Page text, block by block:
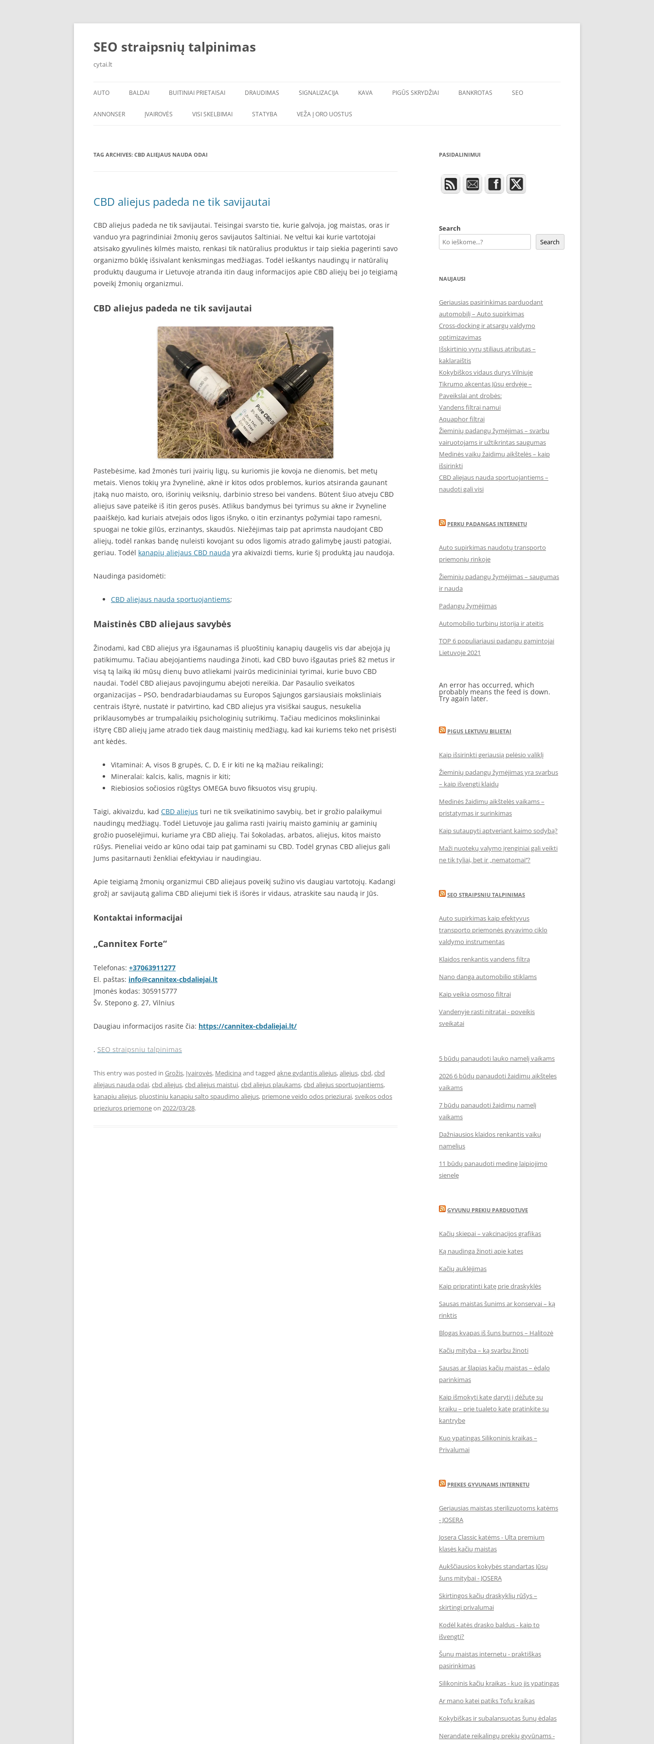
Skip
SEO straipsnių talpinimas
cytai.lt
AUTO
PADANGOS
BALDAI BUITINIAI PRIETAISAI DRAUDIMAS SIGNALIZACIJA KAVA PIGŪS SKRYDŽIAI BANKROTAS SEO
ANNONSER ĮVAIROVĖS VISI SKELBIMAI STATYBA VEŽA Į ORO UOSTUS
TAG ARCHIVES: CBD ALIEJAUS NAUDA ODAI
CBD aliejus padeda ne tik savijautai
CBD aliejus padeda ne tik savijautai. Teisingai svarsto tie, kurie galvoja, jog maistas, oras ir
vanduo yra pagrindiniai žmonių geros savijautos šaltiniai. Ne veltui kai kurie vartotojai
atsisako gyvulinės kilmės maisto, renkasi tik natūralius produktus ir taip siekia pagerinti savo
organizmo būklę išsivalant kenksmingas medžiagas. Todėl ieškantys naudingų ir natūralių
produktų dauguma ir Lietuvoje atranda itin daug informacijos apie CBD aliejų bei jo teigiamą
poveikį žmonių organizmui.
CBD aliejus padeda ne tik savijautai
Pastebėsime, kad žmonės turi įvairių ligų, su kuriomis jie kovoja ne dienomis, bet metų
metais. Vienos tokių yra žvynelinė, aknė ir kitos odos problemos, kurios atsiranda gaunant
įtaką nuo maisto, oro, išorinių veiksnių, darbinio streso bei vandens. Būtent šiuo atveju CBD
aliejus save pateikė iš itin geros pusės. Atlikus bandymus bei tyrimus su akne ir žvyneline
paaiškėjo, kad kuriais atvejais odos ligos išnyko, o itin erzinantys požymiai tapo ramesni,
spuogai ne tokie gilūs, erzinantys, skaudūs. Niežėjimas taip pat aprimsta naudojant CBD
aliejų, todėl rankas bandę nuleisti kovojant su odos ligomis atrado galimybę jausti patogiai,
geriau. Todėl kanapių aliejaus CBD nauda yra akivaizdi tiems, kurie šį produktą jau naudoja.
Naudinga pasidomėti:
CBD aliejaus nauda sportuojantiems;
Maistinės CBD aliejaus savybės
Žinodami, kad CBD aliejus yra išgaunamas iš pluoštinių kanapių daugelis vis dar abejoja jų
patikimumu. Tačiau abejojantiems naudinga žinoti, kad CBD buvo išgautas prieš 82 metus ir
visą tą laiką iki mūsų dienų buvo atliekami įvairūs medicininiai tyrimai, kurie buvo CBD
naudai. Todėl CBD aliejaus pavojingumu abejoti nereikia. Dar Pasaulio sveikatos
organizacijas – PSO, bendradarbiaudamas su Europos Sąjungos garsiausiais moksliniais
centrais ištyrė, nustatė ir patvirtino, kad CBD aliejus yra visiškai saugus, nesukelia
priklausomybės ar trumpalaikių psichologinių sutrikimų. Tačiau medicinos mokslininkai
ištyrę CBD aliejų jame atrado tiek daug maistinių medžiagų, kad kai kuriems teko net prisėsti
ant kėdės.
Vitaminai: A, visos B grupės, C, D, E ir kiti ne ką mažiau reikalingi;
Mineralai: kalcis, kalis, magnis ir kiti;
Riebiosios sočiosios rūgštys OMEGA buvo fiksuotos visų grupių.
Taigi, akivaizdu, kad CBD aliejus turi ne tik sveikatinimo savybių, bet ir grožio palaikymui
naudingų medžiagų. Todėl Lietuvoje jau galima rasti įvairių maisto gaminių ar gaminių
grožio puoselėjimui, kuriame yra CBD aliejų. Tai šokoladas, arbatos, aliejus, kitos maisto
rūšys. Pieneliai veido ar kūno odai taip pat gaminami su CBD. Todėl grynas CBD aliejus gali
Jums pasitarnauti ženkliai efektyviau ir naudingiau.
Apie teigiamą žmonių organizmui CBD aliejaus poveikį sužino vis daugiau vartotojų. Kadangi
grožį ar savijautą galima CBD aliejumi tiek iš išorės ir vidaus, atraskite sau naudą ir Jūs.
Kontaktai informacijai
„Cannitex Forte“
Telefonas: +37063911277
El. paštas: info@cannitex-cbdaliejai.lt
Įmonės kodas: 305915777
Šv. Stepono g. 27, Vilnius
Daugiau informacijos rasite čia: https://cannitex-cbdaliejai.lt/
. SEO straipsniu talpinimas
This entry was posted in Grožis, Įvairovės, Medicina and tagged akne gydantis aliejus,aliejus,cbd,cbd
aliejaus nauda odai,cbd aliejus,cbd aliejus maistui,cbd aliejus plaukams,cbd aliejus sportuojantiems,
kanapiu aliejus, pluostiniu kanapiu salto spaudimo aliejus, priemone veido odos prieziurai,sveikos odos
prieziuros priemoneon 2022/03/28.
PASIDALINIMUI
Search
Search
NAUJAUSI
Geriausias pasirinkimas parduodant
automobilį – Auto supirkimas
Cross-docking ir atsargų valdymo
optimizavimas
Išskirtinio vyrų stiliaus atributas –
kaklaraištis
Kokybiškos vidaus durys Vilniuje
Tikrumo akcentas Jūsų erdvėje –
Paveikslai ant drobės:
Vandens filtrai namui
Aquaphor filtrai
Žieminių padangų žymėjimas – svarbu
vairuotojams ir užtikrintas saugumas
Medinės vaikų žaidimų aikštelės – kaip
išsirinkti
CBD aliejaus nauda sportuojantiems –
naudoti gali visi
PERKU PADANGAS INTERNETU
Auto supirkimas naudotų transporto
priemonių rinkoje
Žieminių padangų žymėjimas – saugumas
ir nauda
Padangų žymėjimas
Automobilio turbinų istorija ir ateitis
TOP 6 populiariausi padangų gamintojai
Lietuvoje 2021
An error has occurred, which
probably means the feed is down.
Try again later.
PIGUS LEKTUVU BILIETAI
Kaip išsirinkti geriausią pelėsio valiklį
Žieminių padangų žymėjimas yra svarbus
– kaip išvengti klaidų
Medinės žaidimų aikštelės vaikams –
pristatymas ir surinkimas
Kaip sutaupyti aptveriant kaimo sodybą?
Maži nuotekų valymo įrenginiai gali veikti
ne tik tyliai, bet ir „nematomai‘‘?
SEO STRAIPSNIU TALPINIMAS
Auto supirkimas kaip efektyvus
transporto priemonės gyvavimo ciklo
valdymo instrumentas
Klaidos renkantis vandens filtrą
Nano danga automobilio stiklams
Kaip veikia osmoso filtrai
Vandenyje rasti nitratai - poveikis
sveikatai
5 būdų panaudoti lauko namelį vaikams
2026 6 būdų panaudoti žaidimų aikšteles
vaikams
7 būdų panaudoti žaidimų namelį
vaikams
Dažniausios klaidos renkantis vaikų
namelius
11 būdų panaudoti medinę laipiojimo
sienelę
GYVUNU PREKIU PARDUOTUVE
Kačių skiepai – vakcinacijos grafikas
Ką naudinga žinoti apie kates
Kačių auklėjimas
Kaip pripratinti katę prie draskyklės
Sausas maistas šunims ar konservai – ką
rinktis
Blogas kvapas iš šuns burnos – Halitozė
Kačių mityba – ką svarbu žinoti
Sausas ar šlapias kačių maistas – ėdalo
parinkimas
Kaip išmokyti katę daryti į dėžutę su
kraiku – prie tualeto katę pratinkite su
kantrybe
Kuo ypatingas Silikoninis kraikas –
Privalumai
PREKES GYVUNAMS INTERNETU
Geriausias maistas sterilizuotoms katėms
- JOSERA
Josera Classic katėms - Ulta premium
klasės kačių maistas
Aukščiausios kokybės standartas Jūsų
šuns mitybai - JOSERA
Skirtingos kačių draskyklių rūšys –
skirtingi privalumai
Kodėl katės drasko baldus - kaip to
išvengti?
Šunų maistas internetu - praktiškas
pasirinkimas
Silikoninis kačių kraikas - kuo jis ypatingas
Ar mano katei patiks Tofu kraikas
Kokybiškas ir subalansuotas šunų ėdalas
Nerandate reikalingų prekių gyvūnams -